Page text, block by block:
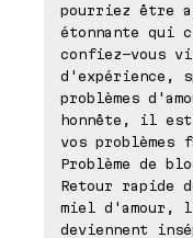
pourriez être
étonnante qui
confiez-vous
d'expérience,
problèmes
honnête, il
vos problèmes
Problème de
Retour rapide
miel d'amour,
deviennent